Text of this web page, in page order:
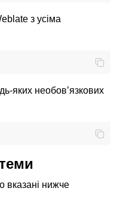
з усіма
яких необов’язкових
вказані нижче